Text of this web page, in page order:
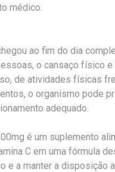
médico.
ao fim do dia
o cansaço físico
de atividades físicas
o organismo pode
adequado.
é um suplemento
C em uma fórmula
e a manter a disposição